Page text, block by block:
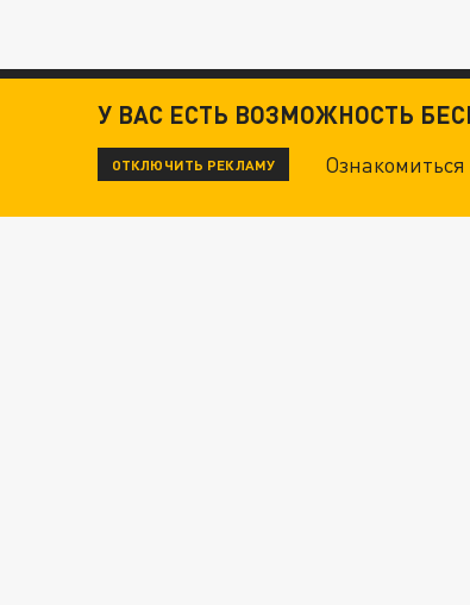
У ВАС ЕСТЬ ВОЗМОЖНОСТЬ
ОТКЛЮЧИТЬ РЕКЛАМУ